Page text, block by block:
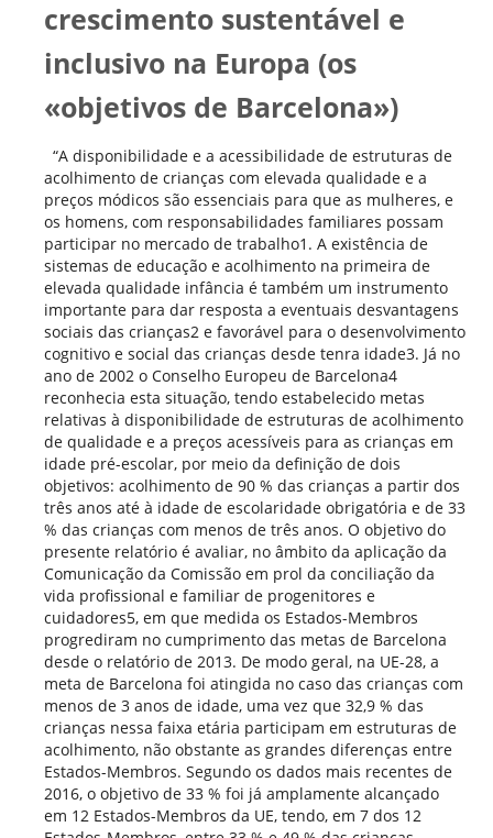
crescimento sustentável e
inclusivo na Europa (os
«objetivos de Barcelona»)
“A disponibilidade e a acessibilidade de estruturas de
acolhimento de crianças com elevada qualidade e a
preços módicos são essenciais para que as mulheres, e
os homens, com responsabilidades familiares possam
participar no mercado de trabalho1. A existência de
sistemas de educação e acolhimento na primeira de
elevada qualidade infância é também um instrumento
importante para dar resposta a eventuais desvantagens
sociais das crianças2 e favorável para o desenvolvimento
cognitivo e social das crianças desde tenra idade3. Já no
ano de 2002 o Conselho Europeu de Barcelona4
reconhecia esta situação, tendo estabelecido metas
relativas à disponibilidade de estruturas de acolhimento
de qualidade e a preços acessíveis para as crianças em
idade pré-escolar, por meio da definição de dois
objetivos: acolhimento de 90 % das crianças a partir dos
três anos até à idade de escolaridade obrigatória e de 33
% das crianças com menos de três anos. O objetivo do
presente relatório é avaliar, no âmbito da aplicação da
Comunicação da Comissão em prol da conciliação da
vida profissional e familiar de progenitores e
cuidadores5, em que medida os Estados-Membros
progrediram no cumprimento das metas de Barcelona
desde o relatório de 2013. De modo geral, na UE-28, a
meta de Barcelona foi atingida no caso das crianças com
menos de 3 anos de idade, uma vez que 32,9 % das
crianças nessa faixa etária participam em estruturas de
acolhimento, não obstante as grandes diferenças entre
Estados-Membros. Segundo os dados mais recentes de
2016, o objetivo de 33 % foi já amplamente alcançado
em 12 Estados-Membros da UE, tendo, em 7 dos 12